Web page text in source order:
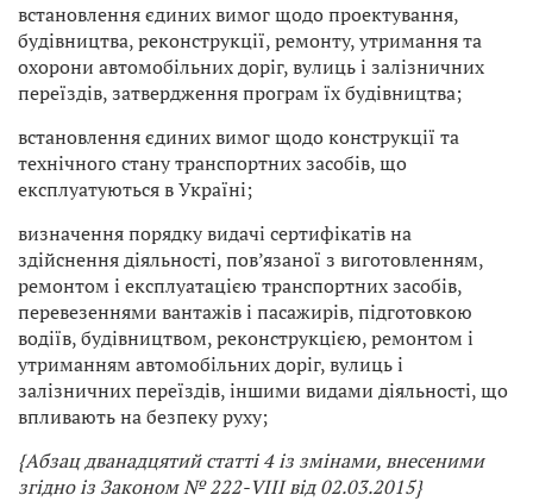
встановлення єдиних вимог щодо проектування,
будівництва, реконструкції, ремонту, утримання та
охорони автомобільних доріг, вулиць і залізничних
переїздів, затвердження програм їх будівництва;
встановлення єдиних вимог щодо конструкції та
технічного стану транспортних засобів, що
експлуатуються в Україні;
визначення порядку видачі сертифікатів на
здійснення діяльності, пов’язаної з виготовленням,
ремонтом і експлуатацією транспортних засобів,
перевезеннями вантажів і пасажирів, підготовкою
водіїв, будівництвом, реконструкцією, ремонтом і
утриманням автомобільних доріг, вулиць і
залізничних переїздів, іншими видами діяльності, що
впливають на безпеку руху;
{Абзац дванадцятий статті 4 із змінами, внесеними
згідно із Законом № 222-VIII від 02.03.2015}